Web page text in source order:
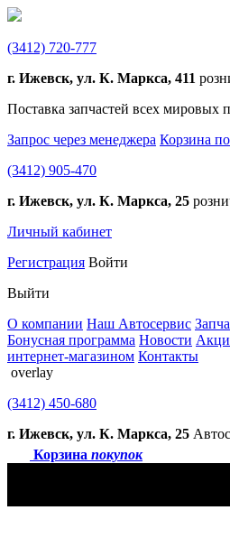
(3412) 720-777
г. Ижевск, ул. К. Маркса, 411
Поставка запчастей всех мировых
Запрос через менеджера Корзина
(3412) 905-470
г. Ижевск, ул. К. Маркса, 25
Личный кабинет
Регистрация Войти
Выйти
О компании Наш Автосервис
Бонусная программа Новости
интернет-магазином Контакты
overlay
(3412) 450-680
г. Ижевск, ул. К. Маркса, 25
Корзина покупок